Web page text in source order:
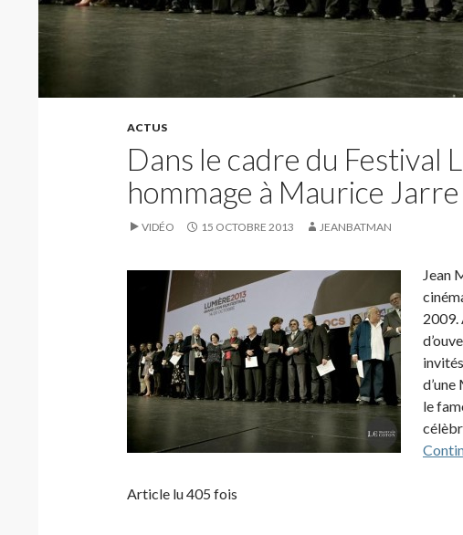
ACTUS
Dans le cadre du Festival
hommage à Maurice
VIDÉO 15 OCTOBRE 2013 JEANBATMAN
Jean
2009.
le
Article lu 405 fois